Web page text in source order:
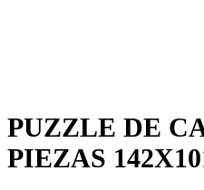
PUZZLE DE
PIEZAS